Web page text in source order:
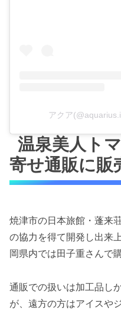
アクア
温泉美人ト
寄せ通販に販
焼津市の日本旅館・蓬来
の協力を得て開発し出来
岡県内では田子重さんで
通販での扱いは加工品し
が、遠方の方はアイスや